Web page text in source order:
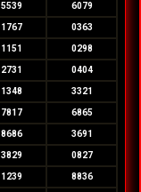
5539 6079
1767 0363
1151 0298
2731 0404
1348 3321
7817 6865
8686 3691
3829 0827
1239 8836